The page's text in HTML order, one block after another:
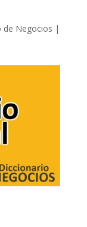
de Negocios |